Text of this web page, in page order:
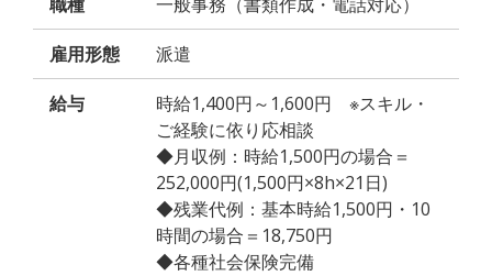
雇用形態 派遣
給与
時給1,400円～1,600円 ※スキル・
ご経験に依り応相談
◆月収例：時給1,500円の場合＝
252,000円(1,500円×8h×21日)
◆残業代例：基本時給1,500円・10
時間の場合＝18,750円
◆各種社会保険完備